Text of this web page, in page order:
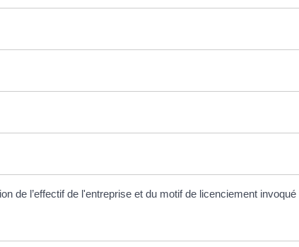
de l’effectif de l'entreprise et du motif de licenciement